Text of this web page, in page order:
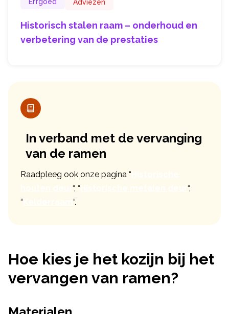
Adviezen
Historisch stalen raam – onderhoud en
verbetering van de prestaties
In verband met de vervanging
van de ramen
Raadpleeg ook onze pagina “
“, “
“,
“
“.
Hoe kies je het kozijn bij het
vervangen van ramen?